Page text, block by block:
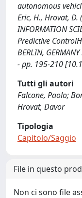
autonomous
Eric, H., Hrovat, D.
INFORMATION
Predictive
BERLIN,
- pp. 195-210
Tutti gli autori
Falcone, Paolo;
Hrovat, Davor
Tipologia
Capitolo/Saggio
File in questo
Non ci sono file